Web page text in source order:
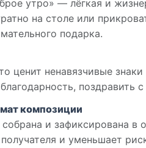
утро» — лёгкая и
на столе или
подарка.
ценит ненавязчивые
композиции
и зафиксирована в
и уменьшает